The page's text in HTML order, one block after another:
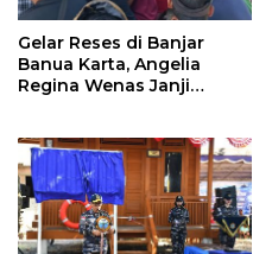
Gelar Reses di Banjar
Banua Karta, Angelia
Regina Wenas Janji